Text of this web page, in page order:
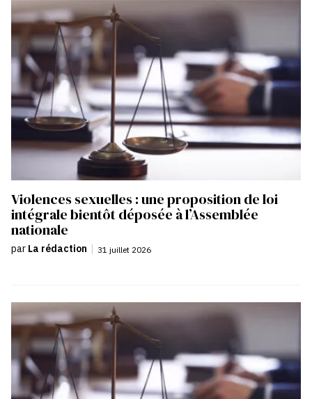
Violences sexuelles : une proposition de loi
intégrale bientôt déposée à l’Assemblée
nationale
par La rédaction 31 juillet 2026